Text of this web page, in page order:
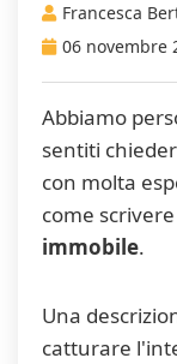
Francesca
06 novembre
Abbiamo
sentiti
con molta
come
immobile.
Una
catturare